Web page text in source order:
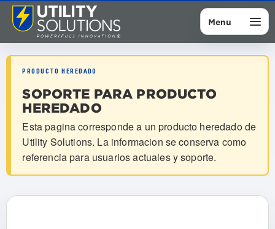
Menu
PRODUCTO HEREDADO
SOPORTE PARA PRODUCTO
HEREDADO
Esta pagina corresponde a un producto heredado de
Utility Solutions. La informacion se conserva como
referencia para usuarios actuales y soporte.